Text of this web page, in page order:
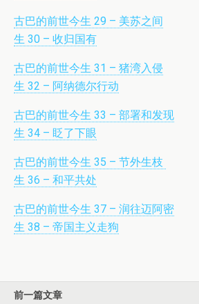
古巴的前世今生 29 – 美苏之间
生 30 – 收归国有
古巴的前世今生 31 – 猪湾入侵
生 32 – 阿纳德尔行动
古巴的前世今生 33 – 部署和发现
生 34 – 眨了下眼
古巴的前世今生 35 – 节外生枝
生 36 – 和平共处
古巴的前世今生 37 – 润往迈阿密
生 38 – 帝国主义走狗
前一篇文章